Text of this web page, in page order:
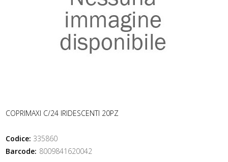
COPRIMAXI C/24 IRIDESCENTI 20PZ
Codice: 335860
Barcode: 8009841620042